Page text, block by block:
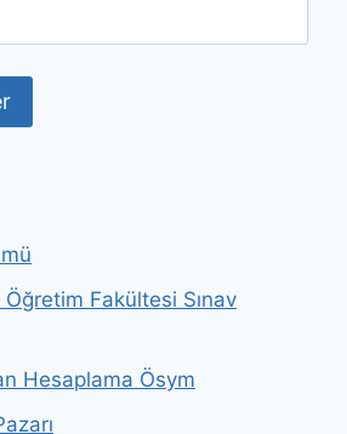
Fakültesi Sınav
Hesaplama Ösym